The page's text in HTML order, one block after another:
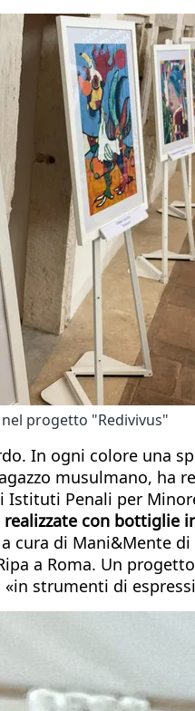
progetto "Redivivus"
In ogni colore una
musulmano, ha
Penali per
con bottiglie
di Mani&Mente
a Roma. Un
strumenti di